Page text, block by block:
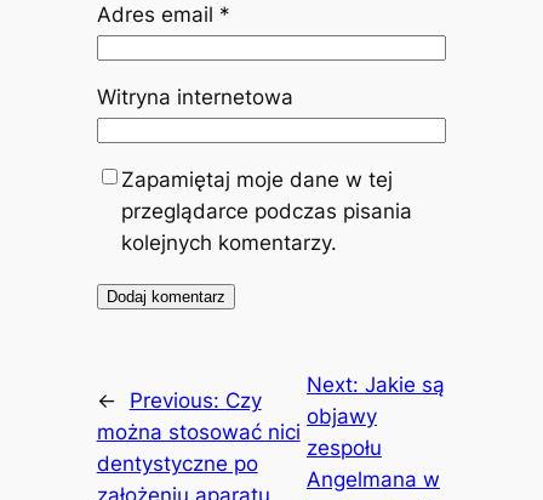
Adres email *
Witryna internetowa
Zapamiętaj moje dane w tej
przeglądarce podczas pisania
kolejnych komentarzy.
← Previous: Czy
można stosować nici
dentystyczne po
założeniu aparatu
Next: Jakie są
objawy
zespołu
Angelmana w